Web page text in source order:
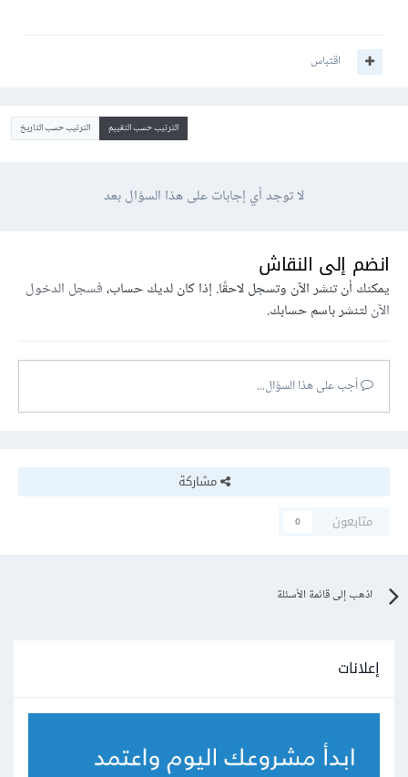
اقتباس
الترتيب حسب التقييم الترتيب حسب التاريخ
لا توجد أي إجابات على هذا السؤال بعد
انضم إلى النقاش
يمكنك أن تنشر الآن وتسجل لاحقًا. إذا كان لديك حساب،فسجل الدخول
الآنلتنشر باسم حسابك.
أجب على هذا السؤال...
مشاركة
متابعون
0
اذهب إلى قائمة الأسئلة
إعلانات